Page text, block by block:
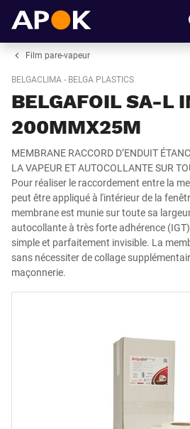
Film pare-vapeur
BELGACLIMA - BELGA PLASTICS
BELGAFOIL SA-L
200MMX25M
MEMBRANE RACCORD D’ENDUIT
LA VAPEUR ET AUTOCOLLANTE SUR
Pour réaliser le raccordement entre la
peut être appliqué à l'intérieur de la
membrane est munie sur toute sa
autocollante à très forte adhérence
simple et parfaitement invisible. La
sans nécessiter de collage
maçonnerie.